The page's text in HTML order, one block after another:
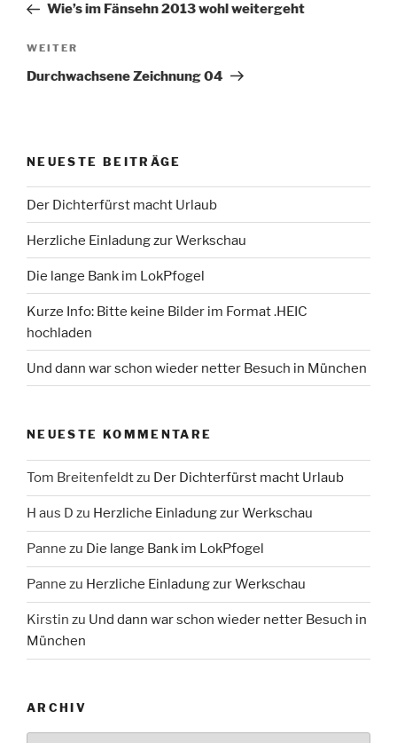
Beitrag
Wie’s im Fänsehn 2013 wohl weitergeht
Nächster
Beitrag
WEITER
Durchwachsene Zeichnung 04
NEUESTE BEITRÄGE
Der Dichterfürst macht Urlaub
Herzliche Einladung zur Werkschau
Die lange Bank im LokPfogel
Kurze Info: Bitte keine Bilder im Format .HEIC
hochladen
Und dann war schon wieder netter Besuch in München
NEUESTE KOMMENTARE
Tom Breitenfeldtzu Der Dichterfürst macht Urlaub
H aus D zu Herzliche Einladung zur Werkschau
Panne zu Die lange Bank im LokPfogel
Panne zu Herzliche Einladung zur Werkschau
Kirstin zu Und dann war schon wieder netter Besuch in
München
ARCHIV